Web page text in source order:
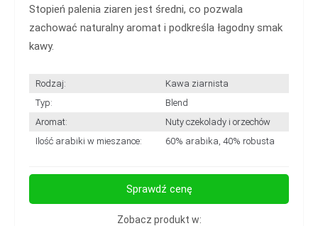
Stopień palenia ziaren jest średni, co pozwala
zachować naturalny aromat i podkreśla łagodny smak
kawy.
Rodzaj:
Kawa ziarnista
Typ:
Blend
Aromat:
Nuty czekolady i orzechów
Ilość arabiki w mieszance:
60% arabika, 40% robusta
Sprawdź cenę
Zobacz produkt w: